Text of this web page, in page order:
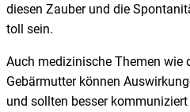
diesen Zauber und die
toll sein.
Auch medizinische Themen wie
Gebärmutter können
und sollten besser kommuniziert